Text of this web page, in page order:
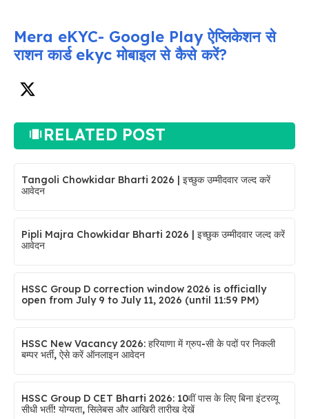
Mera eKYC- Google Play ऐप्लिकेशन से
राशन कार्ड ekyc मोबाइल से कैसे करें?
RELATED POST
Tangoli Chowkidar Bharti 2026 | इच्छुक उम्मीदवार जल्द करें
आवेदन
Pipli Majra Chowkidar Bharti 2026 | इच्छुक उम्मीदवार जल्द करें
आवेदन
HSSC Group D correction window 2026 is officially
open from July 9 to July 11, 2026 (until 11:59 PM)
HSSC New Vacancy 2026: हरियाणा में ग्रुप-सी के पदों पर निकली
बम्पर भर्ती, ऐसे करें ऑनलाइन आवेदन
HSSC Group D CET Bharti 2026: 10वीं पास के लिए बिना इंटरव्यू
सीधी भर्ती! योग्यता, सिलेबस और आखिरी तारीख देखें